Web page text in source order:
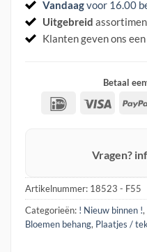
Vandaagvoor 16.00
Uitgebreid
Klanten geven ons een
Betaal
IDeal Visa
Vragen?
Artikelnummer: 18523 - F55
Categorieën: ! Nieuw binnen !,
Bloemen behang, Plaatjes /